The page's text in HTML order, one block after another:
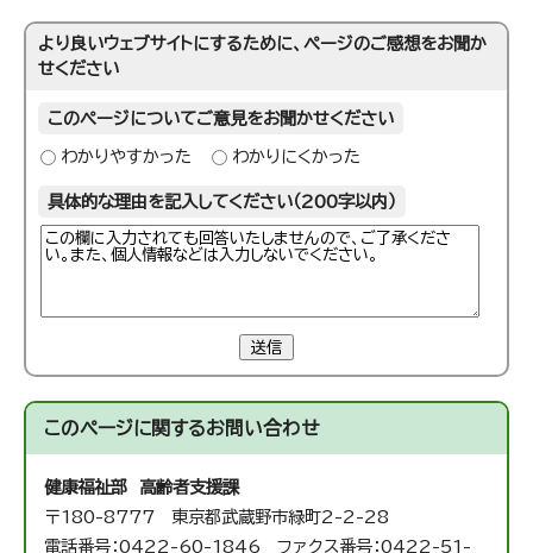
より良いウェブサイトにするために、ページのご感想をお聞か
せください
このページについてご意見をお聞かせください
わかりやすかった わかりにくかった
具体的な理由を記入してください（200字以内）
送信
このページに関するお問い合わせ
健康福祉部 高齢者支援課
〒180-8777 東京都武蔵野市緑町2-2-28
電話番号：0422-60-1846 ファクス番号：0422-51-